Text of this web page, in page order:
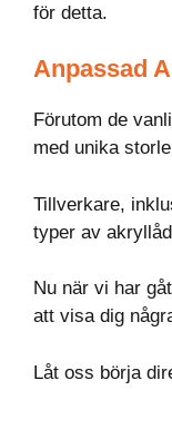
för detta.
Anpassad
Förutom de
med unika
Tillverkare,
typer av
Nu när vi har
att visa dig
Låt oss börja